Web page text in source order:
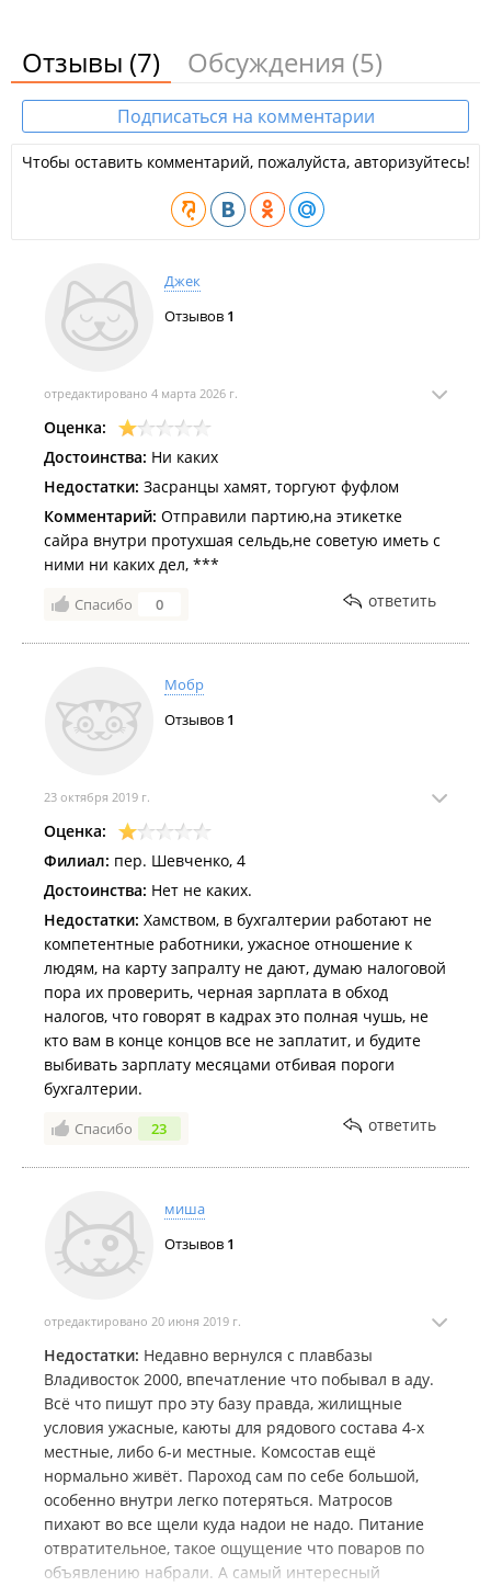
Отзывы (7) Обсуждения (5)
Подписаться на комментарии
Чтобы оставить комментарий, пожалуйста, авторизуйтесь!
Джек
Отзывов 1
отредактировано 4 марта 2026 г.
Оценка:
Достоинства: Ни каких
Недостатки: Засранцы хамят, торгуют фуфлом
Комментарий: Отправили партию,на этикетке
сайра внутри протухшая сельдь,не советую иметь с
ними ни каких дел, ***
Спасибо 0 ответить
Мобр
Отзывов 1
23 октября 2019 г.
Оценка:
Филиал: пер. Шевченко, 4
Достоинства: Нет не каких.
Недостатки: Хамством, в бухгалтерии работают не
компетентные работники, ужасное отношение к
людям, на карту запралту не дают, думаю налоговой
пора их проверить, черная зарплата в обход
налогов, что говорят в кадрах это полная чушь, не
кто вам в конце концов все не заплатит, и будите
выбивать зарплату месяцами отбивая пороги
бухгалтерии.
Спасибо 23 ответить
миша
Отзывов 1
отредактировано 20 июня 2019 г.
Недостатки: Недавно вернулся с плавбазы
Владивосток 2000, впечатление что побывал в аду.
Всё что пишут про эту базу правда, жилищные
условия ужасные, каюты для рядового состава 4-х
местные, либо 6-и местные. Комсостав ещё
нормально живёт. Пароход сам по себе большой,
особенно внутри легко потеряться. Матросов
пихают во все щели куда надои не надо. Питание
отвратительное, такое ощущение что поваров по
объявлению набрали. А самый интересный